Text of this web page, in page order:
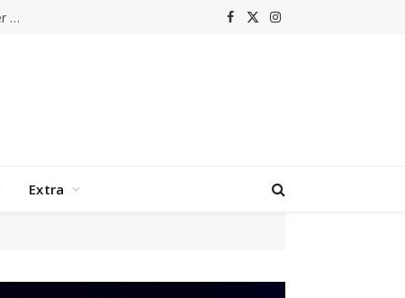
Parels van de Popmuziek: Het verhaal achter Harold Faltermeyer – ‘Axel F’ Facebook
X
Instagram
Extra